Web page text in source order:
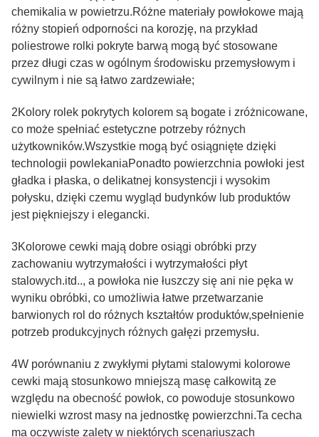
chemikalia w powietrzu.Różne materiały powłokowe mają
różny stopień odporności na korozję, na przykład
poliestrowe rolki pokryte barwą mogą być stosowane
przez długi czas w ogólnym środowisku przemysłowym i
cywilnym i nie są łatwo zardzewiałe;
2Kolory rolek pokrytych kolorem są bogate i zróżnicowane,
co może spełniać estetyczne potrzeby różnych
użytkowników.Wszystkie mogą być osiągnięte dzięki
technologii powlekaniaPonadto powierzchnia powłoki jest
gładka i płaska, o delikatnej konsystencji i wysokim
połysku, dzięki czemu wygląd budynków lub produktów
jest piękniejszy i elegancki.
3Kolorowe cewki mają dobre osiągi obróbki przy
zachowaniu wytrzymałości i wytrzymałości płyt
stalowych.itd.., a powłoka nie łuszczy się ani nie pęka w
wyniku obróbki, co umożliwia łatwe przetwarzanie
barwionych rol do różnych kształtów produktów,spełnienie
potrzeb produkcyjnych różnych gałęzi przemysłu.
4W porównaniu z zwykłymi płytami stalowymi kolorowe
cewki mają stosunkowo mniejszą masę całkowitą ze
względu na obecność powłok, co powoduje stosunkowo
niewielki wzrost masy na jednostkę powierzchni.Ta cecha
ma oczywiste zalety w niektórych scenariuszach